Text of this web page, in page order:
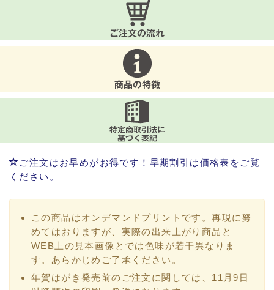
ご注文はお早めがお得です！早期割引は価格表をご覧
ください。
この商品はオンデマンドプリントです。再現に努
めてはおりますが、実際の出来上がり商品と
WEB上の見本画像とでは色味が若干異なりま
す。あらかじめご了承ください。
年賀はがき発売前のご注文に関しては、11月9日